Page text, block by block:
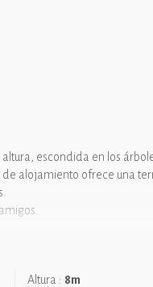
escondida en los
de alojamiento ofrece una
Altura : 8m